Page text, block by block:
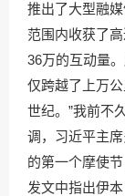
推出了大型融
范围内收获了
36万的互动量
仅跨越了上万
世纪。”我前不
调，习近平主
的第一个摩使
发文中指出伊